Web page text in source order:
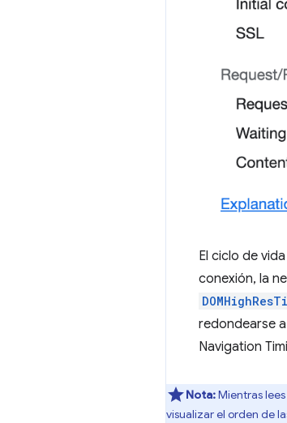
El ciclo de
conexión, la
redondearse
Navigation
Nota:Mientras
visualizar el orden de